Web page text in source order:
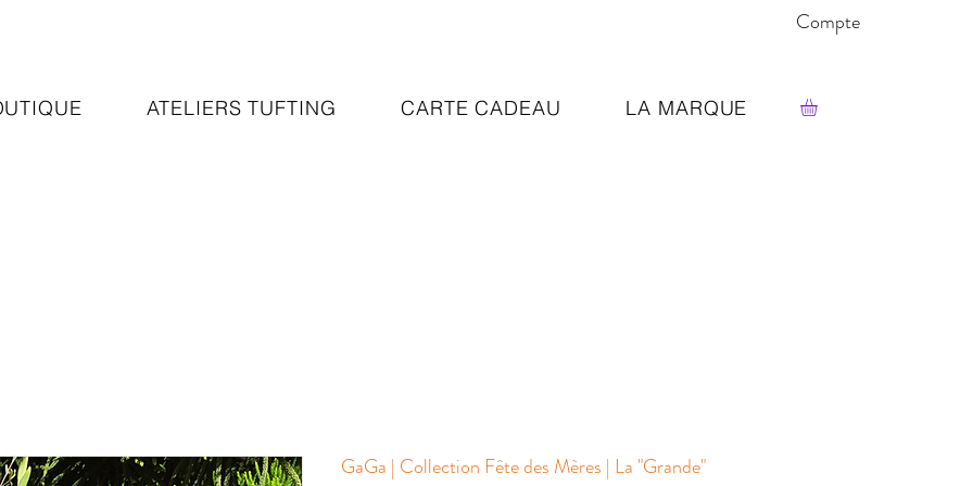
Compte
ATELIERS TUFTING CARTE CADEAU LA MARQUE
GaGa | Collection Fête des Mères | La "Grande"